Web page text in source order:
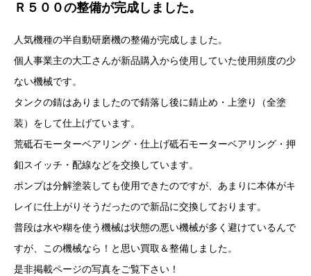
Ｒ５００の整備が完成しました。
人気機種の半自動研磨機の整備が完成しました。
個人事業主の大工さんが新品購入から使用していた使用頻度の少
ない機械です。
タンクの錆はありましたので錆落し後に錆止め・上塗り（全塗
装）をして仕上げています。
荒砥石モーターベアリング・仕上げ砥石モーターベアリング・押
釦スイッチ・配線などを交換しています。
ポンプは分解塗装しても使用できたのですが、あまりに本体がキ
レイに仕上がりそうだったので新品に交換しております。
普段は水や糊を使う機械は状態の悪い機械が多く避けているんで
すが、この機械なら！と思い買取＆整備しました。
是非掲載ページの写真をご覧下さい！